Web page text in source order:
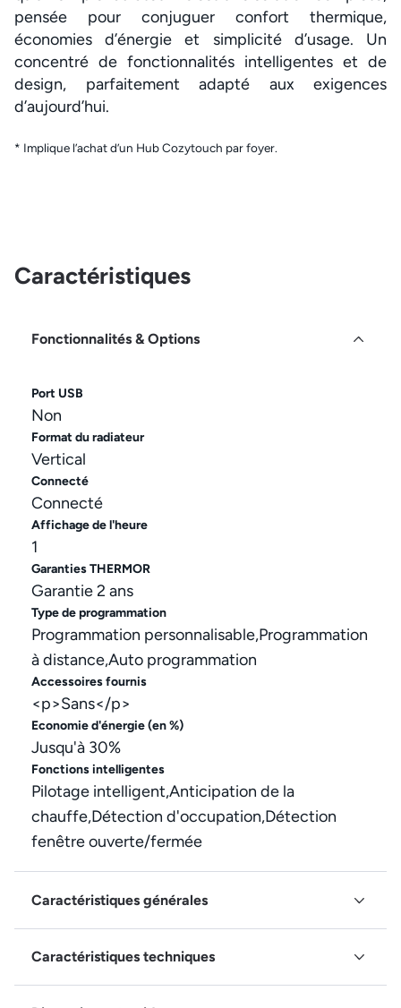
pensée pour conjuguer confort thermique,
économies d’énergie et simplicité d’usage. Un
concentré de fonctionnalités intelligentes et de
design, parfaitement adapté aux exigences
d’aujourd’hui.
* Implique l’achat d’un Hub Cozytouch par foyer.
Caractéristiques
Fonctionnalités & Options
Port USB
Non
Format du radiateur
Vertical
Connecté
Connecté
Affichage de l'heure
1
Garanties THERMOR
Garantie 2 ans
Type de programmation
Programmation personnalisable,Programmation
à distance,Auto programmation
Accessoires fournis
<p>Sans</p>
Economie d'énergie (en %)
Jusqu'à 30%
Fonctions intelligentes
Pilotage intelligent,Anticipation de la
chauffe,Détection d'occupation,Détection
fenêtre ouverte/fermée
Caractéristiques générales
Caractéristiques techniques